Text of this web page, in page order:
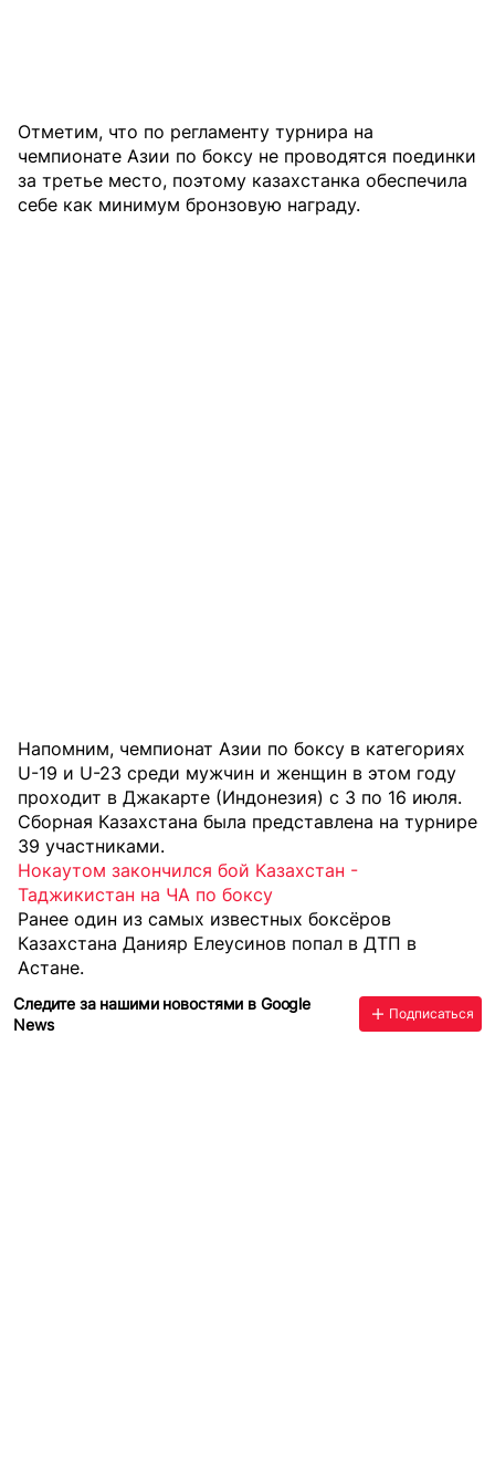
Отметим, что по регламенту турнира на
чемпионате Азии по боксу не проводятся поединки
за третье место, поэтому казахстанка обеспечила
себе как минимум бронзовую награду.
Напомним, чемпионат Азии по боксу в категориях
U-19 и U-23 среди мужчин и женщин в этом году
проходит в Джакарте (Индонезия) с 3 по 16 июля.
Сборная Казахстана была представлена на турнире
39 участниками.
Нокаутом закончился бой Казахстан -
Таджикистан на ЧА по боксу
Ранее один из самых известных боксёров
Казахстана Данияр Елеусинов попал в ДТП в
Астане.
Следите за нашими новостями в Google
News
Подписаться